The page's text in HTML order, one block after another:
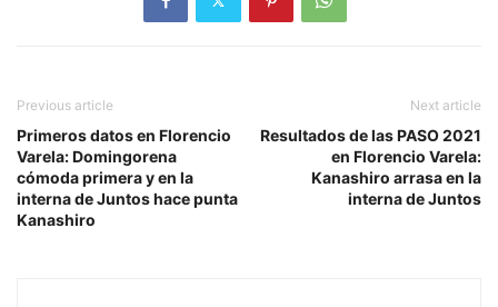
Previous article
Primeros datos en Florencio
Varela: Domingorena
cómoda primera y en la
interna de Juntos hace punta
Kanashiro
Next article
Resultados de las PASO 2021
en Florencio Varela:
Kanashiro arrasa en la
interna de Juntos